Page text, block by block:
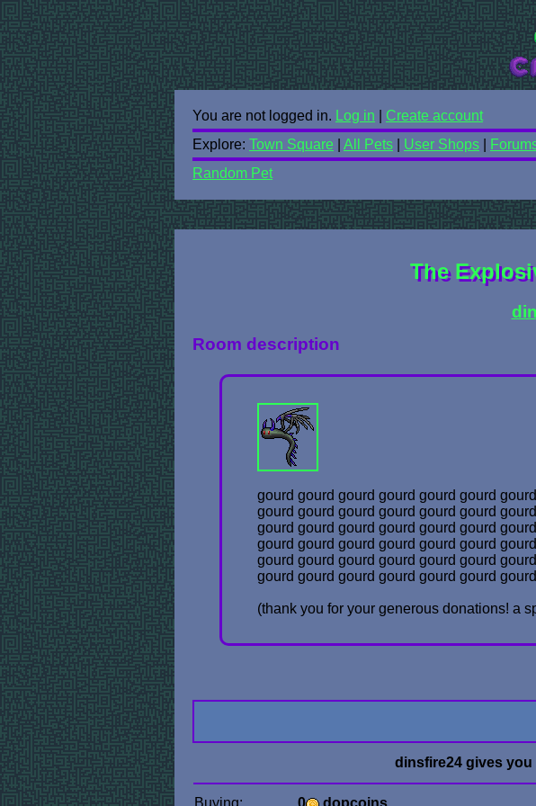
You are not logged in. Log in
Create account
Explore: Town Square All Pets User Shops
Random Pet
The
Room description
gourd gourd gourd gourd gourd gourd
gourd gourd gourd gourd gourd gourd
gourd gourd gourd gourd gourd gourd
gourd gourd gourd gourd gourd gourd
gourd gourd gourd gourd gourd gourd
gourd gourd gourd gourd gourd gourd
(thank you for your generous donations! a
dinsfire24 gives you